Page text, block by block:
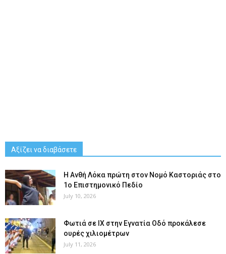
Αξίζει να διαβάσετε
Η Ανθή Λόκα πρώτη στον Νομό Καστοριάς στο
1ο Επιστημονικό Πεδίο
July 10, 2026
Φωτιά σε ΙΧ στην Εγνατία Οδό προκάλεσε
ουρές χιλιομέτρων
July 11, 2026